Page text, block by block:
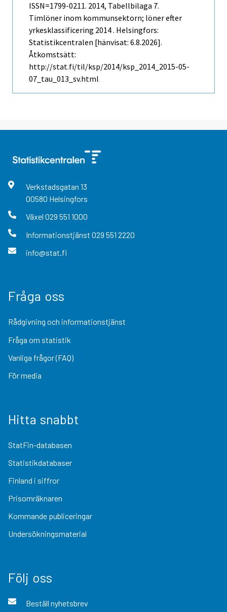
ISSN=1799-0211. 2014, Tabellbilaga 7.
Timlöner inom kommunsektorn; löner efter
yrkesklassificering 2014 . Helsingfors:
Statistikcentralen [hänvisat: 6.8.2026].
Åtkomstsätt:
http://stat.fi/til/ksp/2014/ksp_2014_2015-05-
07_tau_013_sv.html
Verkstadsgatan 13
00580 Helsingfors
Växel 029 551 1000
Informationstjänst 029 551 2220
info@stat.fi
Fråga oss
Rådgivning och informationstjänst
Fråga om statistik
Vanliga frågor (FAQ)
För media
Hitta snabbt
StatFin-databasen
Statistikdatabaser
Finland i siffror
Prisomräknaren
Kommande publiceringar
Undersökningsmaterial
Följ oss
Beställ nyhetsbrev